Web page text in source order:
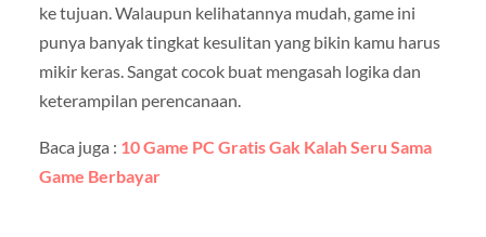
ke tujuan. Walaupun kelihatannya mudah, game ini
punya banyak tingkat kesulitan yang bikin kamu harus
mikir keras. Sangat cocok buat mengasah logika dan
keterampilan perencanaan.
Baca juga : 10 Game PC Gratis Gak Kalah Seru Sama
Game Berbayar